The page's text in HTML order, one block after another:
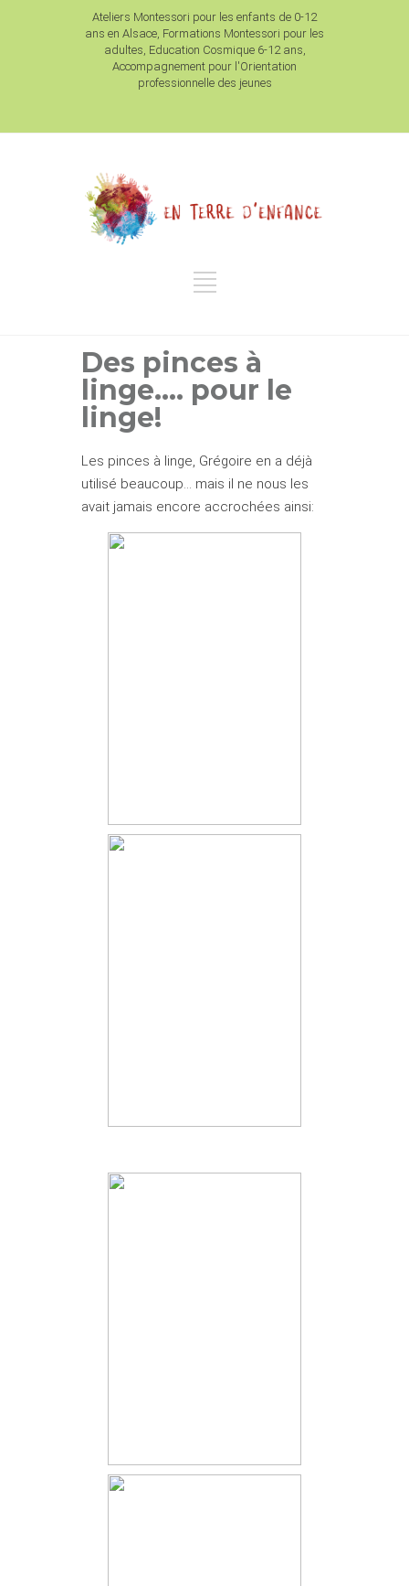
Ateliers Montessori pour les enfants de 0-12
ans en Alsace, Formations Montessori pour les
adultes, Education Cosmique 6-12 ans,
Accompagnement pour l'Orientation
professionnelle des jeunes
Des pinces à
linge…. pour le
linge!
Les pinces à linge, Grégoire en a déjà
utilisé beaucoup… mais il ne nous les
avait jamais encore accrochées ainsi: